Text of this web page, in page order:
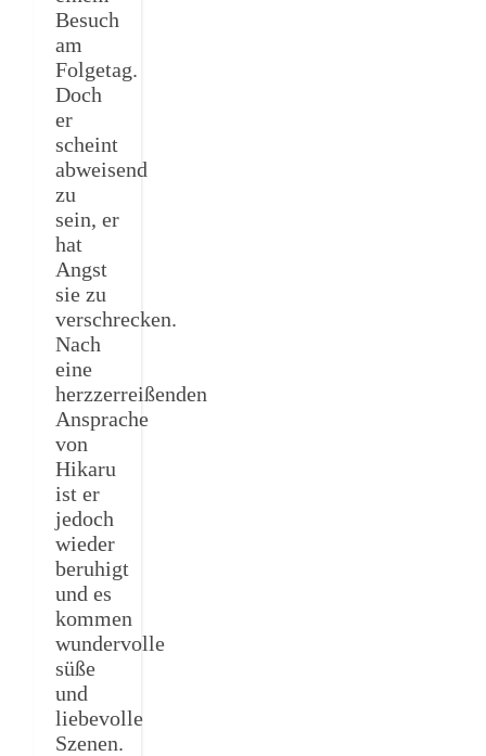
Besuch
am
Folgetag.
Doch
er
scheint
abweisend
zu
sein, er
hat
Angst
sie zu
verschrecken.
Nach
eine
herzzerreißenden
Ansprache
von
Hikaru
ist er
jedoch
wieder
beruhigt
und es
kommen
wundervolle
süße
und
liebevolle
Szenen.